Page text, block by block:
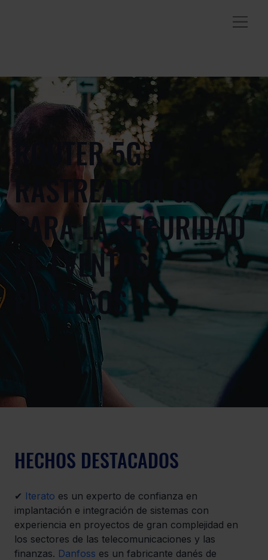
ROUTER 5G Y
RASTREADOR GPS
PARA LA SEGURIDAD
DE EVENTOS
PÚBLICOS
HECHOS DESTACADOS
✔ Iterato es un experto de confianza en
implantación e integración de sistemas con
experiencia en proyectos de gran complejidad en
los sectores de las telecomunicaciones y las
finanzas. Danfoss es un fabricante danés de